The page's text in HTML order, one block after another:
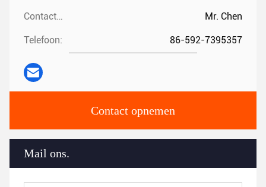
Contactpersonen: Mr. Chen
Telefoon: 86-592-7395357
Contact opnemen
Mail ons.